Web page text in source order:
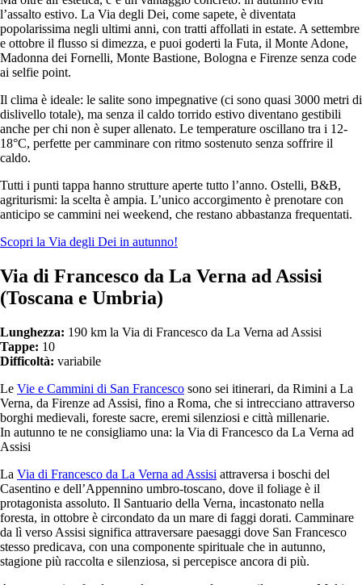
l’assalto estivo. La Via degli Dei, come sapete, è diventata
popolarissima negli ultimi anni, con tratti affollati in estate. A settembre
e ottobre il flusso si dimezza, e puoi goderti la Futa, il Monte Adone,
Madonna dei Fornelli, Monte Bastione, Bologna e Firenze senza code
ai selfie point.
Il clima è ideale: le salite sono impegnative (ci sono quasi 3000 metri di
dislivello totale), ma senza il caldo torrido estivo diventano gestibili
anche per chi non è super allenato. Le temperature oscillano tra i 12-
18°C, perfette per camminare con ritmo sostenuto senza soffrire il
caldo.
Tutti i punti tappa hanno strutture aperte tutto l’anno. Ostelli, B&B,
agriturismi: la scelta è ampia. L’unico accorgimento è prenotare con
anticipo se cammini nei weekend, che restano abbastanza frequentati.
Scopri la Via degli Dei in autunno!
Via di Francesco da La Verna ad Assisi
(Toscana e Umbria)
Lunghezza: 190 km la Via di Francesco da La Verna ad Assisi
Tappe: 10
Difficoltà: variabile
Le Vie e Cammini di San Francesco sono sei itinerari, da Rimini a La
Verna, da Firenze ad Assisi, fino a Roma, che si intrecciano attraverso
borghi medievali, foreste sacre, eremi silenziosi e città millenarie.
In autunno te ne consigliamo una: la Via di Francesco da La Verna ad
Assisi
La Via di Francesco da La Verna ad Assisi attraversa i boschi del
Casentino e dell’Appennino umbro-toscano, dove il foliage è il
protagonista assoluto. Il Santuario della Verna, incastonato nella
foresta, in ottobre è circondato da un mare di faggi dorati. Camminare
da lì verso Assisi significa attraversare paesaggi dove San Francesco
stesso predicava, con una componente spirituale che in autunno,
stagione più raccolta e silenziosa, si percepisce ancora di più.